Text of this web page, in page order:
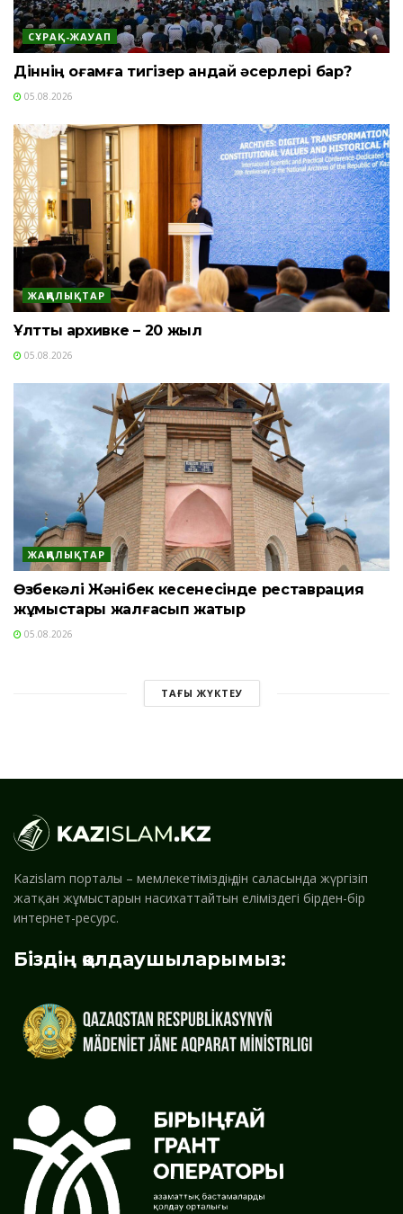
СҰРАҚ-ЖАУАП
Діннің қоғамға тигізер қандай әсерлері бар?
05.08.2026
ЖАҢАЛЫҚТАР
Ұлттық архивке – 20 жыл
05.08.2026
ЖАҢАЛЫҚТАР
Өзбекәлі Жәнібек кесенесінде реставрация
жұмыстары жалғасып жатыр
05.08.2026
ТАҒЫ ЖҮКТЕУ
Kazislam порталы – мемлекетіміздің дін саласында жүргізіп
жатқан жұмыстарын насихаттайтын еліміздегі бірден-бір
интернет-ресурс.
Біздің қолдаушыларымыз: